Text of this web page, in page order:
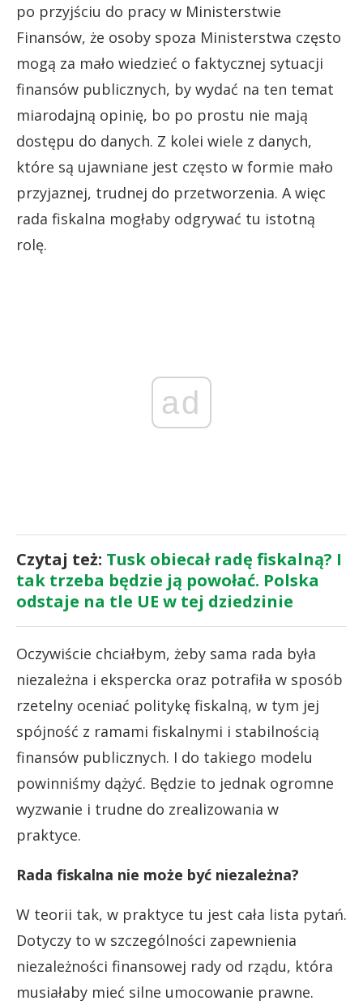
po przyjściu do pracy w Ministerstwie
Finansów, że osoby spoza Ministerstwa często
mogą za mało wiedzieć o faktycznej sytuacji
finansów publicznych, by wydać na ten temat
miarodajną opinię, bo po prostu nie mają
dostępu do danych. Z kolei wiele z danych,
które są ujawniane jest często w formie mało
przyjaznej, trudnej do przetworzenia. A więc
rada fiskalna mogłaby odgrywać tu istotną
rolę.
ad
Czytaj też: Tusk obiecał radę fiskalną? I
tak trzeba będzie ją powołać. Polska
odstaje na tle UE w tej dziedzinie
Oczywiście chciałbym, żeby sama rada była
niezależna i ekspercka oraz potrafiła w sposób
rzetelny oceniać politykę fiskalną, w tym jej
spójność z ramami fiskalnymi i stabilnością
finansów publicznych. I do takiego modelu
powinniśmy dążyć. Będzie to jednak ogromne
wyzwanie i trudne do zrealizowania w
praktyce.
Rada fiskalna nie może być niezależna?
W teorii tak, w praktyce tu jest cała lista pytań.
Dotyczy to w szczególności zapewnienia
niezależności finansowej rady od rządu, która
musiałaby mieć silne umocowanie prawne.